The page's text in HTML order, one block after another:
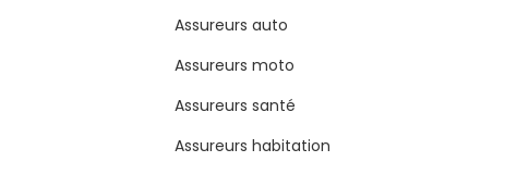
Assureurs auto
Assureurs moto
Assureurs santé
Assureurs habitation